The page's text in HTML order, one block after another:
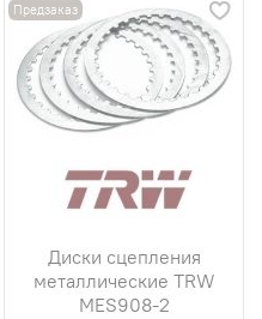
Предзаказ
Диски сцепления
металлические TRW
MES908-2